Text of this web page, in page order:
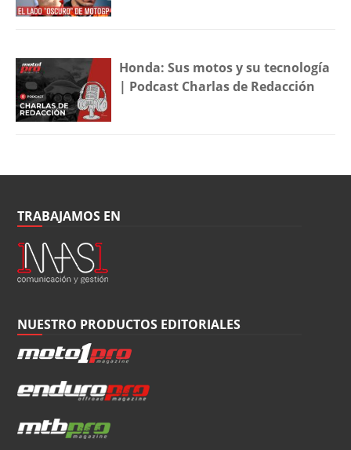
Honda: Sus motos y su tecnología
| Podcast Charlas de Redacción
TRABAJAMOS EN
NUESTRO PRODUCTOS EDITORIALES